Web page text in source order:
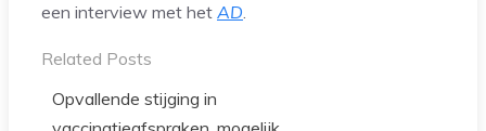
een interview met het AD.
Related Posts
Opvallende stijging in